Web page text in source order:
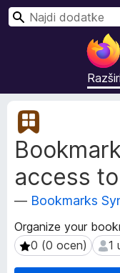
access
— Bookmarks
Organize your
0 (0 ocen)
0 (0 ocen) 1 1
M
e
t
a
p
o
d
a
t
k
i